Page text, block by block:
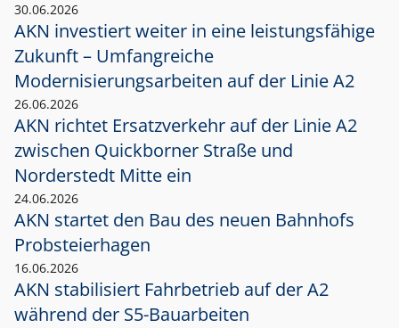
30.06.2026
AKN investiert weiter in eine leistungsfähige
Zukunft – Umfangreiche
Modernisierungsarbeiten auf der Linie A2
26.06.2026
AKN richtet Ersatzverkehr auf der Linie A2
zwischen Quickborner Straße und
Norderstedt Mitte ein
24.06.2026
AKN startet den Bau des neuen Bahnhofs
Probsteierhagen
16.06.2026
AKN stabilisiert Fahrbetrieb auf der A2
während der S5-Bauarbeiten